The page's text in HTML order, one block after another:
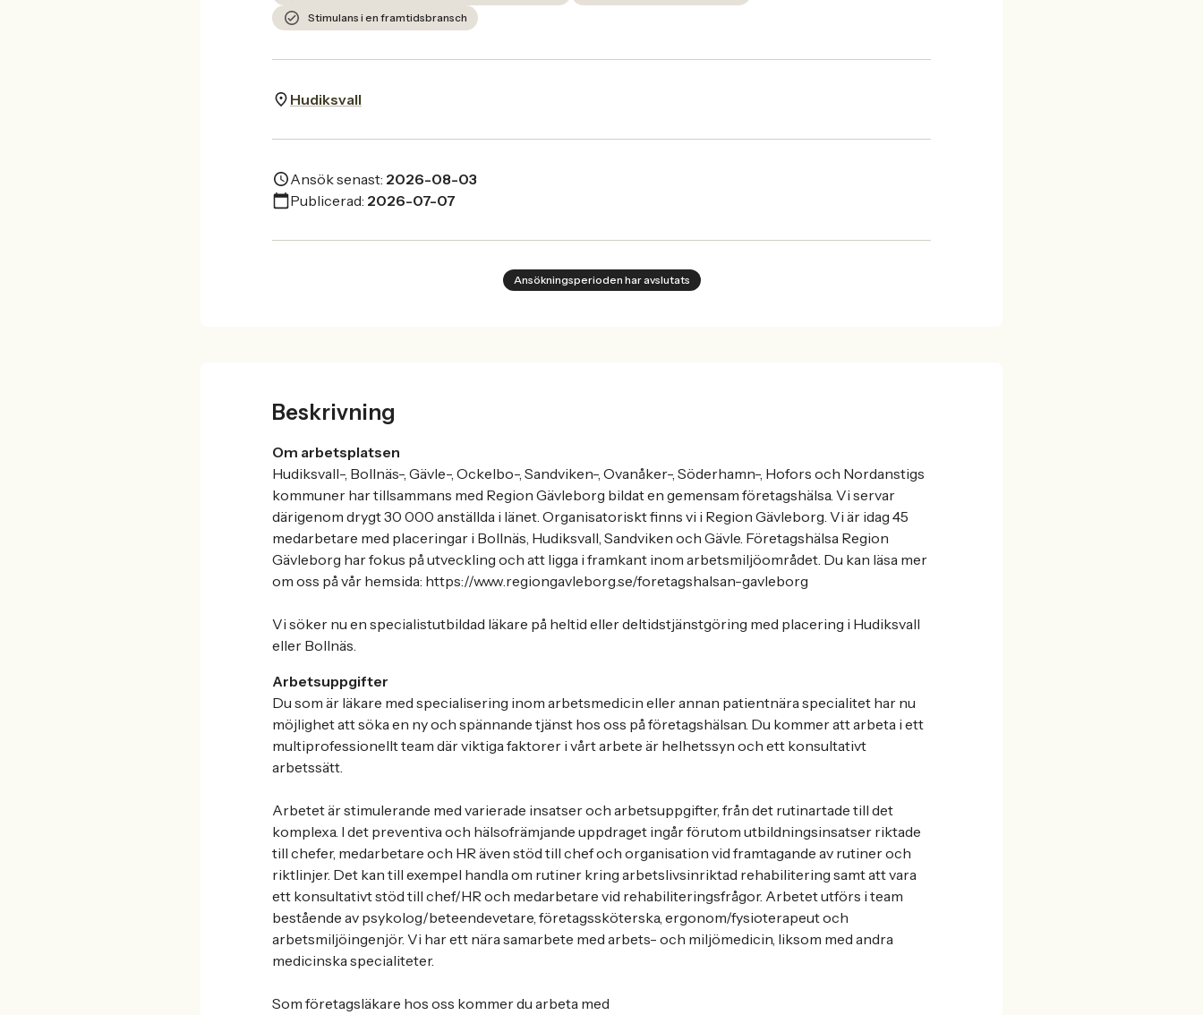
Stimulans i en framtidsbransch
Hudiksvall
Ansök senast: 2026-08-03
Publicerad: 2026-07-07
Ansökningsperioden har avslutats
Beskrivning
Om arbetsplatsen
Hudiksvall-, Bollnäs-, Gävle-, Ockelbo-, Sandviken-, Ovanåker-, Söderhamn-, Hofors och Nordanstigs
kommuner har tillsammans med Region Gävleborg bildat en gemensam företagshälsa. Vi servar
därigenom drygt 30 000 anställda i länet. Organisatoriskt finns vi i Region Gävleborg. Vi är idag 45
medarbetare med placeringar i Bollnäs, Hudiksvall, Sandviken och Gävle. Företagshälsa Region
Gävleborg har fokus på utveckling och att ligga i framkant inom arbetsmiljöområdet. Du kan läsa mer
om oss på vår hemsida: https://www.regiongavleborg.se/foretagshalsan-gavleborg
Vi söker nu en specialistutbildad läkare på heltid eller deltidstjänstgöring med placering i Hudiksvall
eller Bollnäs.
Arbetsuppgifter
Du som är läkare med specialisering inom arbetsmedicin eller annan patientnära specialitet har nu
möjlighet att söka en ny och spännande tjänst hos oss på företagshälsan. Du kommer att arbeta i ett
multiprofessionellt team där viktiga faktorer i vårt arbete är helhetssyn och ett konsultativt
arbetssätt.
Arbetet är stimulerande med varierade insatser och arbetsuppgifter, från det rutinartade till det
komplexa. I det preventiva och hälsofrämjande uppdraget ingår förutom utbildningsinsatser riktade
till chefer, medarbetare och HR även stöd till chef och organisation vid framtagande av rutiner och
riktlinjer. Det kan till exempel handla om rutiner kring arbetslivsinriktad rehabilitering samt att vara
ett konsultativt stöd till chef/HR och medarbetare vid rehabiliteringsfrågor. Arbetet utförs i team
bestående av psykolog/beteendevetare, företagssköterska, ergonom/fysioterapeut och
arbetsmiljöingenjör. Vi har ett nära samarbete med arbets- och miljömedicin, liksom med andra
medicinska specialiteter.
Som företagsläkare hos oss kommer du arbeta med